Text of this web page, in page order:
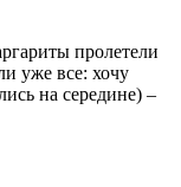
пролетели
уже все: хочу
на середине) –